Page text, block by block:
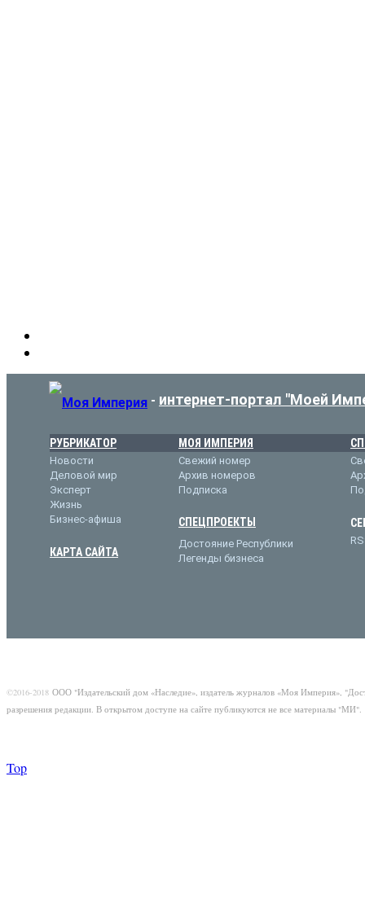
- интернет-портал "Моей
РУБРИКАТОР
Новости
Деловой мир
Эксперт
Жизнь
Бизнес-афиша
КАРТА САЙТА
МОЯ ИМПЕРИЯ
Свежий номер
Архив номеров
Подписка
СПЕЦПРОЕКТЫ
Достояние Республики
Легенды бизнеса
©2016-2018 ООО "Издательский дом «Наследие», издатель журналов «Моя Империя»,
разрешения редакции. В открытом доступе на сайте публикуются не все материалы "МИ".
Top